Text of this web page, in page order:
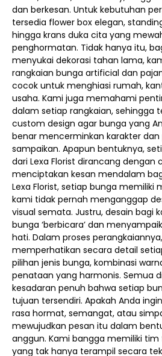
dan berkesan. Untuk kebutuhan
tersedia flower box elegan,
hingga krans duka cita yang
penghormatan. Tidak hanya itu,
menyukai dekorasi tahan lama,
rangkaian bunga artificial dan
cocok untuk menghiasi rumah,
usaha. Kami juga memahami
dalam setiap rangkaian, sehingga
custom design agar bunga yang
benar mencerminkan karakter dan
sampaikan. Apapun bentuknya,
dari Lexa Florist dirancang dengan
menciptakan kesan mendalam
Lexa Florist, setiap bunga memiliki
kami tidak pernah menganggap
visual semata. Justru, desain bagi
bunga ‘berbicara’ dan
hati. Dalam proses
memperhatikan secara detail
pilihan jenis bunga, kombinasi
penataan yang harmonis. Semua
kesadaran penuh bahwa setiap
tujuan tersendiri. Apakah Anda
rasa hormat, semangat, atau
mewujudkan pesan itu dalam
anggun. Kami bangga memiliki
yang tak hanya terampil secara